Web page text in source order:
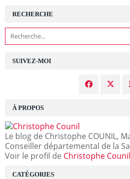
SUIVEZ-MOI
RECHERCHE
À PROPOS
Le blog de Christophe COUNIL,
Conseiller départemental de la
Voir le profil de Christophe Counil
CATÉGORIES